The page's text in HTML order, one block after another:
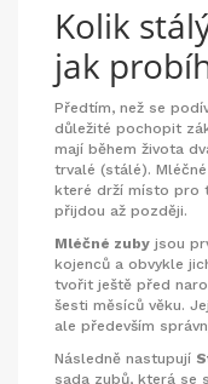
Kolik
jak
Předtím, než se
důležité pochopit
mají během života
trvalé (stálé).
které drží místo pro
přijdou až později.
Mléčné zuby jsou
kojenců a obvykle
tvořit ještě před
šesti měsíců věku.
ale především
Následně nastupují
sada zubů, která se